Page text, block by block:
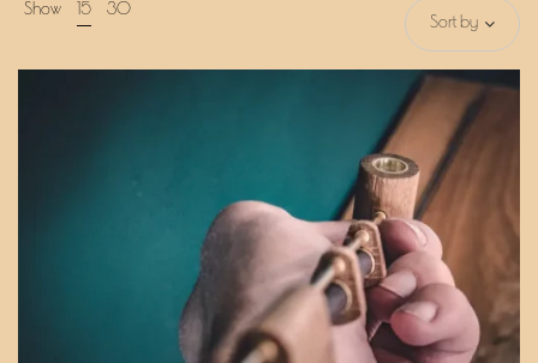
Show 15 30
Sort by